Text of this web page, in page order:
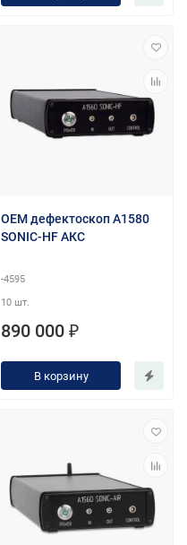
OEM дефектоскоп A1580
SONIC-HF АКС
-4595
10 шт.
890 000 ₽
В корзину